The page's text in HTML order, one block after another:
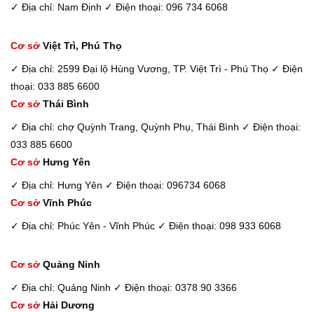
✓ Địa chỉ: Nam Định ✓ Điện thoại: 096 734 6068
Cơ sở Việt Trì, Phú Thọ
✓ Địa chỉ: 2599 Đại lộ Hùng Vương, TP. Việt Trì - Phú Thọ ✓ Điện
thoại: 033 885 6600
Cơ sở Thái Bình
✓ Địa chỉ: chợ Quỳnh Trang, Quỳnh Phụ, Thái Bình ✓ Điện thoại:
033 885 6600
Cơ sở Hưng Yên
✓ Địa chỉ: Hưng Yên ✓ Điện thoại: 096734 6068
Cơ sở Vĩnh Phúc
✓ Địa chỉ: Phúc Yên - Vĩnh Phúc ✓ Điện thoại: 098 933 6068
Cơ sở Quảng Ninh
✓ Địa chỉ: Quảng Ninh ✓ Điện thoại: 0378 90 3366
Cơ sở Hải Dương